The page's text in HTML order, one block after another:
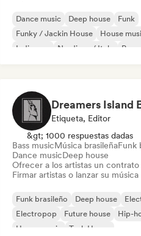
Dance music Deep house
Funk
Funky / Jackin House
House
Indie pop
Nu-disco / Italo Pop
Etiqueta, Editor
&gt; 1000 respuestas dadas
Bass musicMúsica brasileñaFunk
Dance musicDeep house
Ofrecer a los artistas un contrato
Firmar artistas o lanzar su música
Funk brasileño Deep house
Electropop
Future house
Hip-
House music
Tech House